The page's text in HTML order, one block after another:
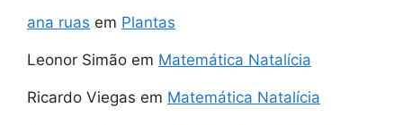
ana ruas em Plantas
Leonor Simão em Matemática Natalícia
Ricardo Viegas em Matemática Natalícia